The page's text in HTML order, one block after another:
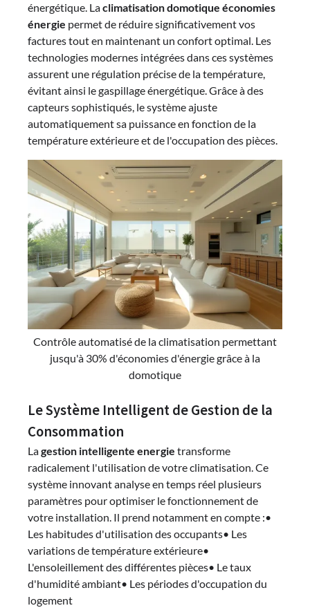
énergétique. Laclimatisation domotique économies
énergie permet de réduire significativement vos
factures tout en maintenant un confort optimal. Les
technologies modernes intégrées dans ces systèmes
assurent une régulation précise de la température,
évitant ainsi le gaspillage énergétique. Grâce à des
capteurs sophistiqués, le système ajuste
automatiquement sa puissance en fonction de la
température extérieure et de l'occupation des pièces.
Contrôle automatisé de la climatisation permettant
jusqu'à 30% d'économies d'énergie grâce à la
domotique
Le Système Intelligent de Gestion de la
Consommation
Lagestion intelligente energie transforme
radicalement l'utilisation de votre climatisation. Ce
système innovant analyse en temps réel plusieurs
paramètres pour optimiser le fonctionnement de
votre installation. Il prend notamment en compte :•
Les habitudes d'utilisation des occupants• Les
variations de température extérieure•
L'ensoleillement des différentes pièces• Le taux
d'humidité ambiant• Les périodes d'occupation du
logement